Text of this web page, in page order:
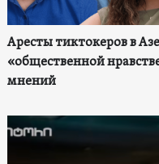
Аресты тиктокеров в
«общественной
мнений